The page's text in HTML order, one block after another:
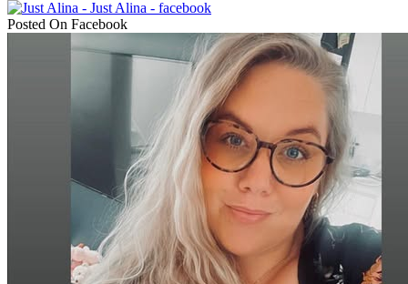
Posted On Facebook